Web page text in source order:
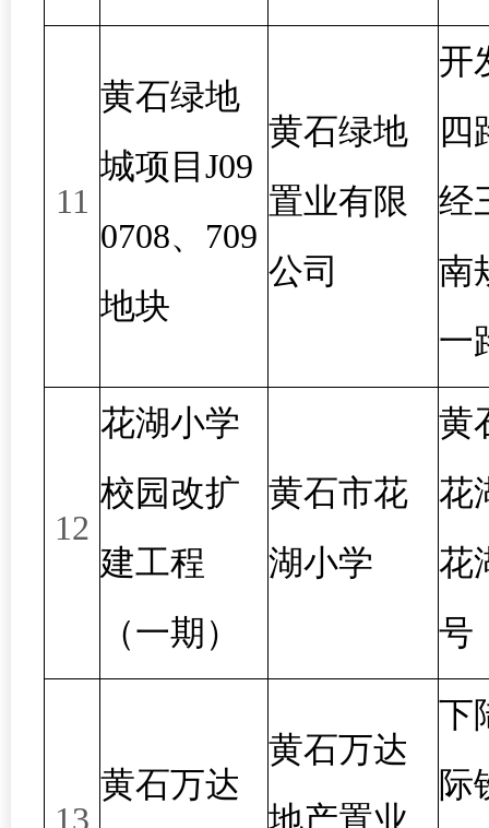
11
黄石绿地
城项目J09
0708、709
地块
黄石绿地
置业有限
公司
开
四
经
南
一
12
花湖小学
校园改扩
建工程
（一期）
黄石市花
湖小学
黄
花
花
号
13
黄石万达
黄石万达
地产置业
下
际